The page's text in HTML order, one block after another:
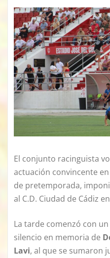
El conjunto racinguista
actuación convincente
de pretemporada,
al C.D. Ciudad de Cádiz
La tarde comenzó con
silencio en memoria de
Lavi, al que se sumaron